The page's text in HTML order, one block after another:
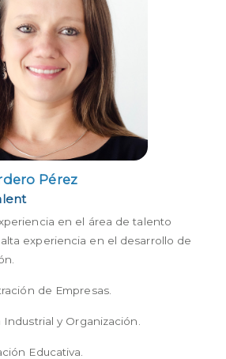
Pérez
en el área de talento
experiencia en el desarrollo de
de Empresas.
y Organización.
Educativa.